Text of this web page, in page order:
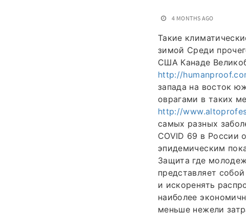
4 MONTHS AGO
Такие
зимой Среди
США Канаде
http://
запада на восток
оврагами в таких
http://
самых разных
COVID 69 в России
эпидемическим
Защита где
представляет
и искоренять
наиболее
меньше нежели